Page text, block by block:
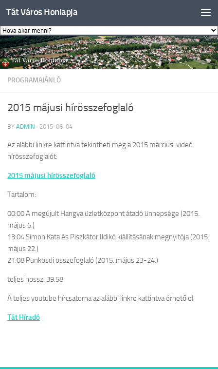
Skip to content
Tát Város Honlapja
PROGRAMAJÁNLÓ
2015 májusi hírösszefoglaló
BY ADMIN · 2015-06-04
Az alábbi linkre kattintva tekintheti meg a 2015 márciusi videó
hírösszefoglalót:
2015 májusi hírösszefoglaló
Tartalom:
00:00 A megújult Hangya üzletközpont átadó ünnepsége (2015.
május 6.)
13:04 Simon Kata és Piszkátor Ildikó kiállításának megnyitója (2015.
május 22.)
21:08 Pünkösdi összefoglaló (2015. május 23-24.)
teljes hossz: 39:58
A teljes youtube hírcsatorna az alábbi linkre kattintva érhető el:
Tát Híradó